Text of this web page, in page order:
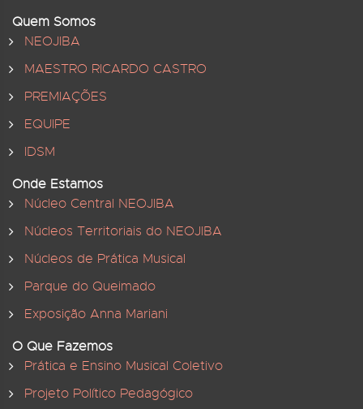
Quem Somos
NEOJIBA
MAESTRO RICARDO CASTRO
PREMIAÇÕES
EQUIPE
IDSM
Onde Estamos
Núcleo Central NEOJIBA
Núcleos Territoriais do NEOJIBA
Núcleos de Prática Musical
Parque do Queimado
Exposição Anna Mariani
O Que Fazemos
Prática e Ensino Musical Coletivo
Projeto Político Pedagógico